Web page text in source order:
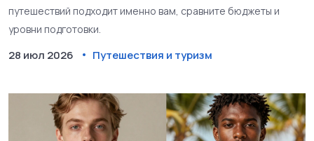
путешествий подходит именно вам, сравните бюджеты и
уровни подготовки.
28 июл 2026 Путешествия и туризм